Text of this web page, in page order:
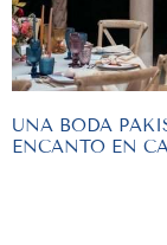
UNA BODA
ENCANTO EN